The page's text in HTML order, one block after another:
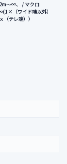
～∞、 / マクロ
（ワイド端以外）
テレ端））